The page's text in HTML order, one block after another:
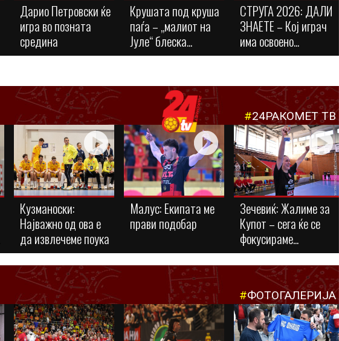
Дарио Петровски ќе
игра во позната
средина
Крушата под круша
паѓа – „малиот на
Јуле“ блеска...
СТРУГА 2026: ДАЛИ
ЗНАЕТЕ – Кој играч
има освоено...
#24РАКОМЕТ ТВ
Кузманоски:
Најважно од ова е
да извлечеме поука
Малус: Eкипата ме
прави подобар
Зечевиќ: Жалиме за
Купот – сега ќе се
фокусираме...
#ФОТОГАЛЕРИЈА